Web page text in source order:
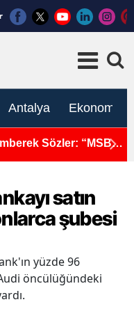
Antalya Ekonomi
Sözler: “MSB
satın
şubesi
yüzde 96
öncülüğündeki